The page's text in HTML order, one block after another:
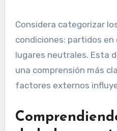
Considera categorizar
condiciones: partidos
lugares neutrales. Esta
una comprensión más
factores externos